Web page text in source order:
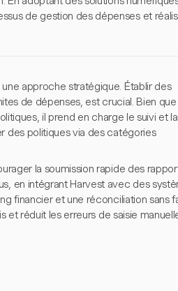
de gestion des dépenses et
approche stratégique. Établir des
de dépenses, est crucial. Bien que
il prend en charge le suivi et la
des politiques via des catégories
la soumission rapide des
en intégrant Harvest avec des
financier et une réconciliation sans
et réduit les erreurs de saisie